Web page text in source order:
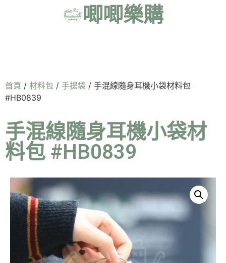
唧唧樂購
首頁 / 材料包 / 手提袋 / 手混線隨身耳機小袋材料包
#HB0839
手混線隨身耳機小袋材
料包 #HB0839